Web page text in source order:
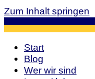
Zum Inhalt springen
Start
Blog
Wer wir sind